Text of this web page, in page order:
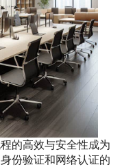
的高效与安全性成为
份验证和网络认证的